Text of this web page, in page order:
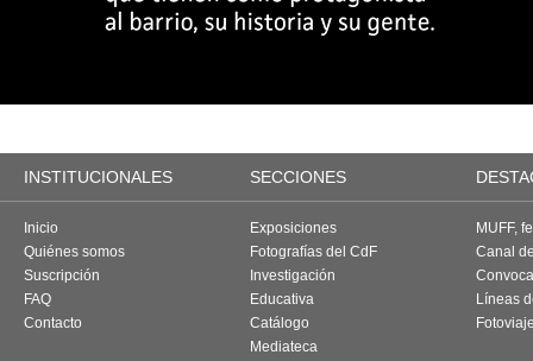
INSTITUCIONALES SECCIONES
Inicio
Quiénes somos
Suscripción
FAQ
Contacto
Exposiciones
Fotografías del CdF
Investigación
Educativa
Catálogo
Mediateca
MUFF,
Canal
Líneas